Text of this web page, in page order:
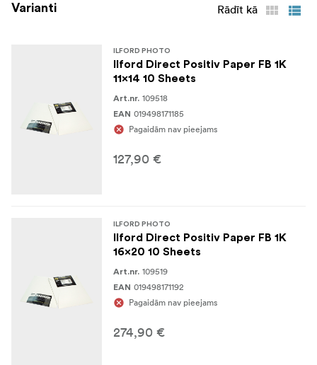
Varianti Rādīt kā
ILFORD PHOTO
Ilford Direct Positiv Paper FB 1K
11x14 10 Sheets
Art.nr. 109518
EAN 019498171185
Pagaidām nav pieejams
127,90 €
ILFORD PHOTO
Ilford Direct Positiv Paper FB 1K
16x20 10 Sheets
Art.nr. 109519
EAN 019498171192
Pagaidām nav pieejams
274,90 €